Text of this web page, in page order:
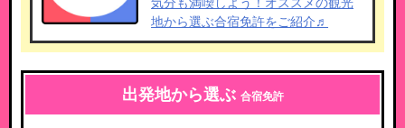
気分も満喫しよう！オススメの観光
地から選ぶ合宿免許をご紹介♬
出発地から選ぶ 合宿免許